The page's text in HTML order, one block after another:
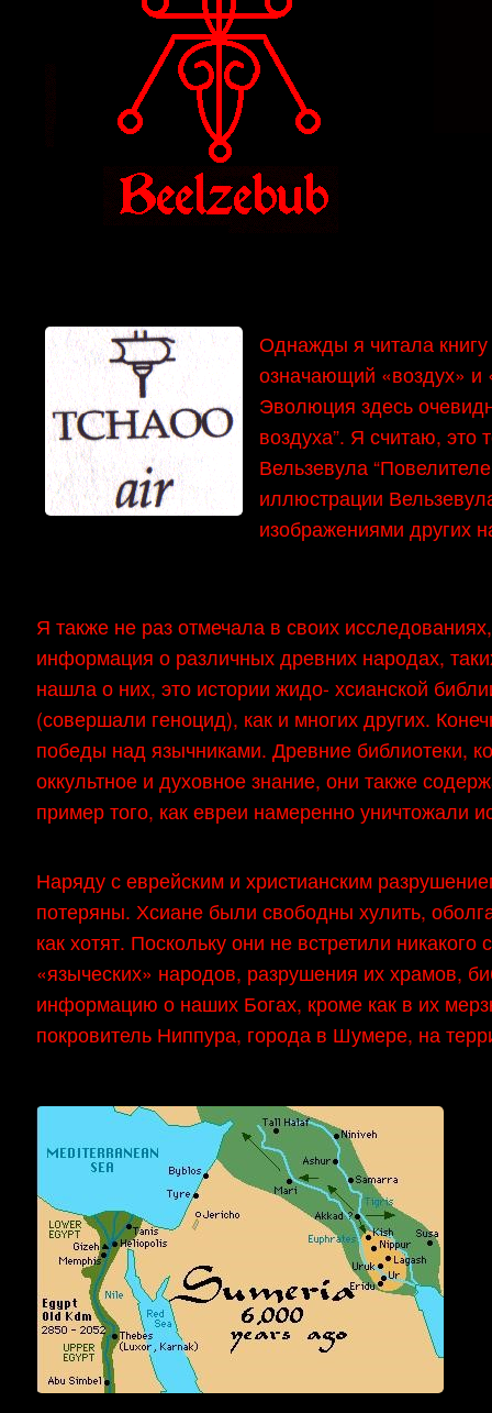
Однажды я читала книгу
означающий «воздух» и
Эволюция здесь
воздуха”. Я считаю, это
Вельзевула
иллюстрации
изображениями других
Я также не раз отмечала в своих
информация о различных древних народах,
нашла о них, это истории жидо- хсианской
(совершали геноцид), как и многих других.
победы над язычниками. Древние библиотеки,
оккультное и духовное знание, они также
пример того, как евреи намеренно уничтожали
Наряду с еврейским и христианским
потеряны. Хсиане были свободны хулить,
как хотят. Поскольку они не встретили
«языческих» народов, разрушения их храмов,
информацию о наших Богах, кроме как в их
покровитель Ниппура, города в Шумере, на